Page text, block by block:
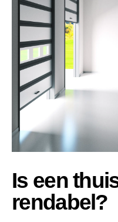
Is een
rendabel?